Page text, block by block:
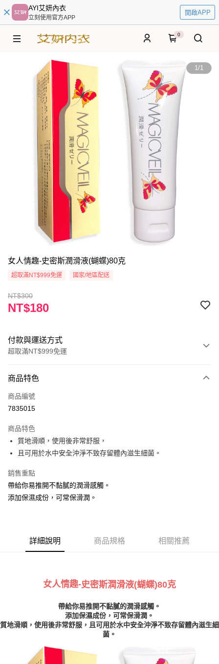
AYI艾妍內衣
立刻使用官方APP
開啟APP
0
1/1
女人情趣-史密斯潤滑液(蝴蝶)80克
超取滿NT$999免運 國家/地區配送
NT$300
NT$180
付款與運送方式
超取滿NT$999免運
信用卡一次付款
超商取貨付款
ATM付款
全家取貨付款
711取貨付款
每筆NT$60，滿NT$999(含以上)免運費
每筆NT$60，滿NT$999(含以上)免運費
每筆NT$80，滿NT$999(含以上)免運費
商品特色
商品編號
7835015
商品特色
質地滑順，使用後非常舒服，
且可用於水中安全沖淨不致存留體內滋生細菌。
銷售重點
帶給你易推開不黏膩的潤滑感觸。
添加保濕成份，可常保滑潤。
詳細說明 商品規格 相關推薦
女人情趣-史密斯潤滑液(蝴蝶)80克
帶給你易推開不黏膩的潤滑感觸。
添加保濕成份，可常保滑潤。
質地滑順，使用後非常舒服，且可用於水中安全沖淨不致存留體內滋生細
菌。